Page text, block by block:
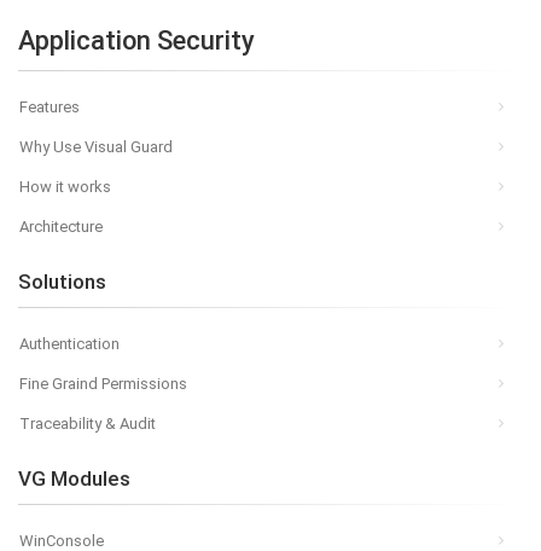
Application Security
Features
Why Use Visual Guard
How it works
Architecture
Solutions
Authentication
Fine Graind Permissions
Traceability & Audit
VG Modules
WinConsole